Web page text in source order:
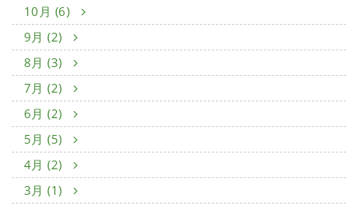
10月 (6)
9月 (2)
8月 (3)
7月 (2)
6月 (2)
5月 (5)
4月 (2)
3月 (1)